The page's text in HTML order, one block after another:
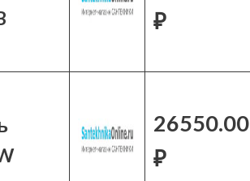
₽
26550.00
₽